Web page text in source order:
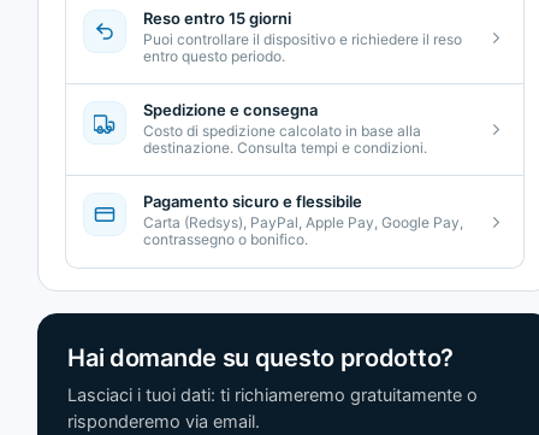
Reso entro 15 giorni
Puoi controllare il dispositivo e richiedere il reso
entro questo periodo.
Spedizione e consegna
Costo di spedizione calcolato in base alla
destinazione. Consulta tempi e condizioni.
Pagamento sicuro e flessibile
Carta (Redsys), PayPal, Apple Pay, Google Pay,
contrassegno o bonifico.
Hai domande su questo prodotto?
Lasciaci i tuoi dati: ti richiameremo gratuitamente o
risponderemo via email.